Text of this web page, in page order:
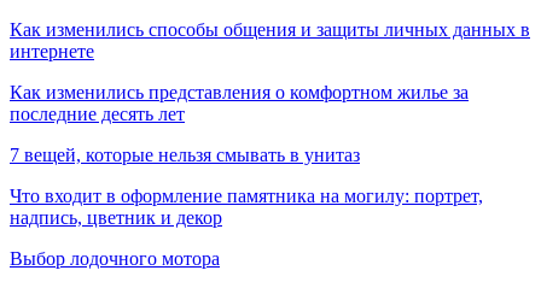
Как изменились способы общения и защиты личных данных в
интернете
Как изменились представления о комфортном жилье за
последние десять лет
7 вещей, которые нельзя смывать в унитаз
Что входит в оформление памятника на могилу: портрет,
надпись, цветник и декор
Выбор лодочного мотора